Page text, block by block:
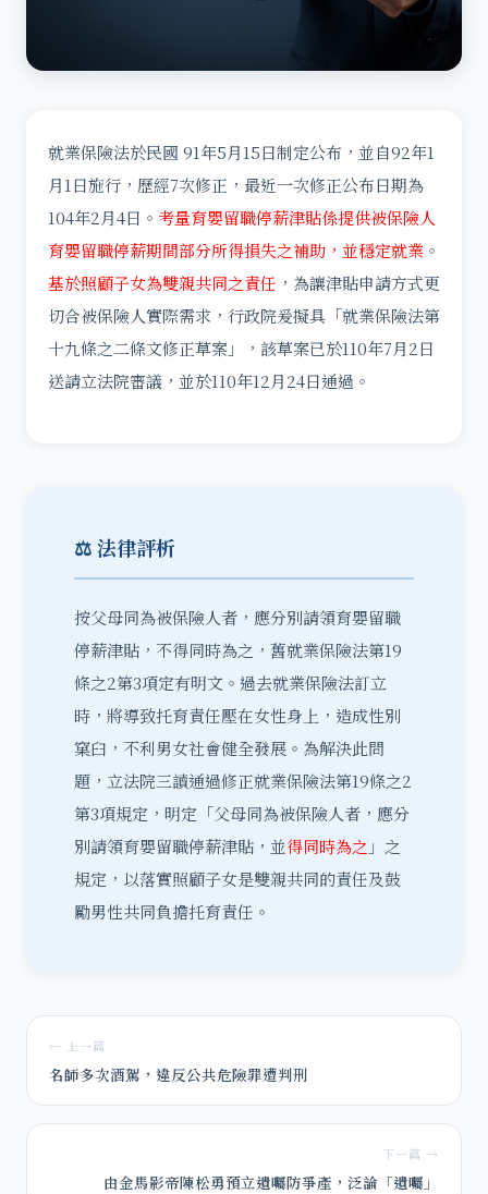
就業保險法於民國 91年5月15日制定公布，並自92年1
月1日施行，歷經7次修正，最近一次修正公布日期為
104年2月4日。 考量育嬰留職停薪津貼係提供被保險人
育嬰留職停薪期間部分所得損失之補助，並穩定就業 。
基於照顧子女為雙親共同之責任 ，為讓津貼申請方式更
切合被保險人實際需求，行政院爰擬具「就業保險法第
十九條之二條文修正草案」，該草案已於110年7月2日
送請立法院審議，並於110年12月24日通過。
⚖️ 法律評析
按父母同為被保險人者，應分別請領育嬰留職
停薪津貼，不得同時為之，舊就業保險法第19
條之2第3項定有明文。過去就業保險法訂立
時，將導致托育責任壓在女性身上，造成性別
窠臼，不利男女社會健全發展。為解決此問
題，立法院三讀通過修正就業保險法第19條之2
第3項規定，明定「父母同為被保險人者，應分
別請領育嬰留職停薪津貼，並得同時為之 」之
規定，以落實照顧子女是雙親共同的責任及鼓
勵男性共同負擔托育責任。
← 上一篇
名師多次酒駕，違反公共危險罪遭判刑
下一篇 →
由金馬影帝陳松勇預立遺囑防爭產，泛論「遺囑」